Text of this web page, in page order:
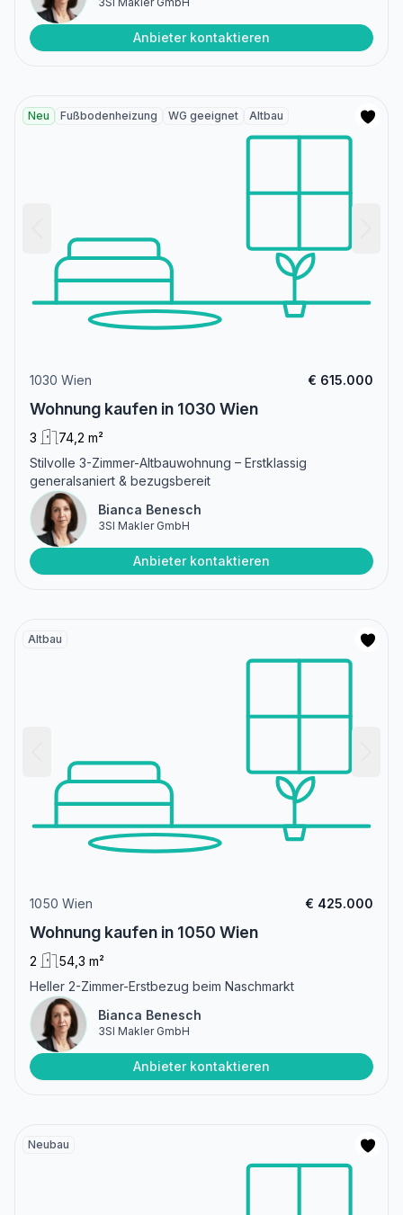
Anbieter kontaktieren
Neu Fußbodenheizung WG geeignet Altbau
1030 Wien € 615.000
Wohnung kaufen in 1030 Wien
3
74,2 m²
Stilvolle 3-Zimmer-Altbauwohnung – Erstklassig
generalsaniert & bezugsbereit
Bianca Benesch
3SI Makler GmbH
Anbieter kontaktieren
Altbau
1050 Wien € 425.000
Wohnung kaufen in 1050 Wien
2
54,3 m²
Heller 2-Zimmer-Erstbezug beim Naschmarkt
Bianca Benesch
3SI Makler GmbH
Anbieter kontaktieren
Neubau